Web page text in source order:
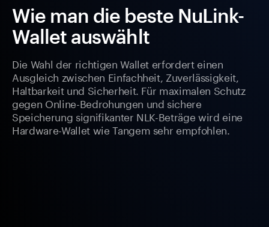
Wie man die beste NuLink-
Wallet auswählt
Die Wahl der richtigen Wallet erfordert einen
Ausgleich zwischen Einfachheit, Zuverlässigkeit,
Haltbarkeit und Sicherheit. Für maximalen Schutz
gegen Online-Bedrohungen und sichere
Speicherung signifikanter NLK-Beträge wird eine
Hardware-Wallet wie Tangem sehr empfohlen.